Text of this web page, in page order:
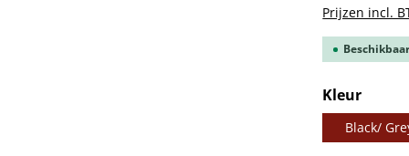
Prijzen incl.
Selecteer
Kleur
Black/